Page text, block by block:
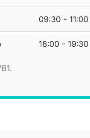
09:30 - 11:00
18:00 - 19:30